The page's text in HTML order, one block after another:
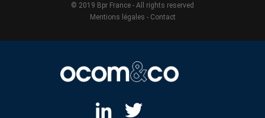
© 2019 Bpr France - All rights reserved
Mentions légales - Contact